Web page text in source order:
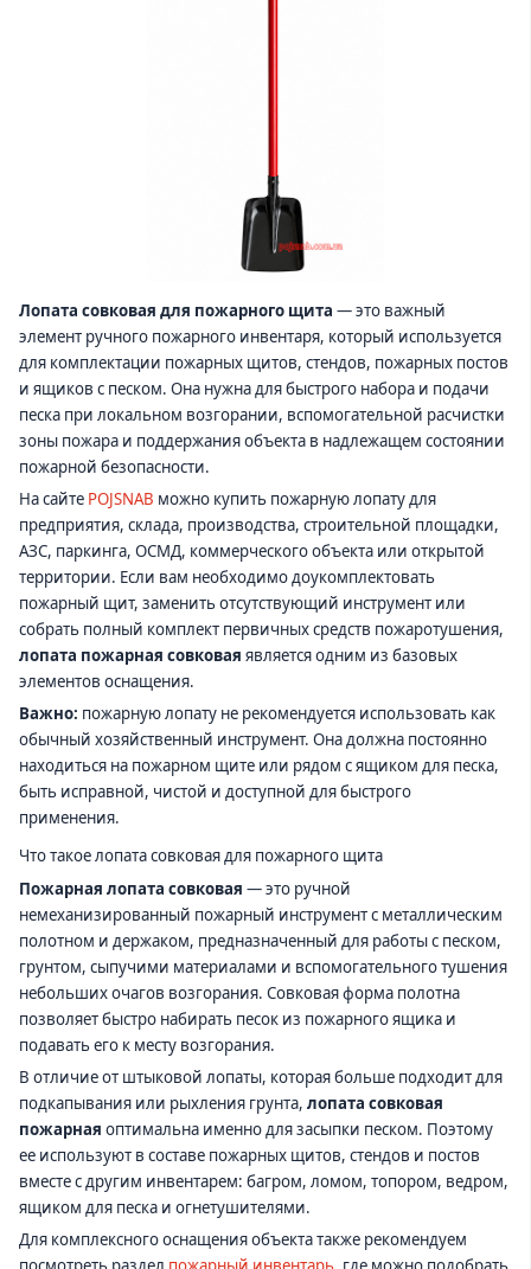
Лопата совковая для пожарного щита — это важный
элемент ручного пожарного инвентаря, который используется
для комплектации пожарных щитов, стендов, пожарных постов
и ящиков с песком. Она нужна для быстрого набора и подачи
песка при локальном возгорании, вспомогательной расчистки
зоны пожара и поддержания объекта в надлежащем состоянии
пожарной безопасности.
На сайте POJSNAB можно купить пожарную лопату для
предприятия, склада, производства, строительной площадки,
АЗС, паркинга, ОСМД, коммерческого объекта или открытой
территории. Если вам необходимо доукомплектовать
пожарный щит, заменить отсутствующий инструмент или
собрать полный комплект первичных средств пожаротушения,
лопата пожарная совковая является одним из базовых
элементов оснащения.
Важно: пожарную лопату не рекомендуется использовать как
обычный хозяйственный инструмент. Она должна постоянно
находиться на пожарном щите или рядом с ящиком для песка,
быть исправной, чистой и доступной для быстрого
применения.
Что такое лопата совковая для пожарного щита
Пожарная лопата совковая — это ручной
немеханизированный пожарный инструмент с металлическим
полотном и держаком, предназначенный для работы с песком,
грунтом, сыпучими материалами и вспомогательного тушения
небольших очагов возгорания. Совковая форма полотна
позволяет быстро набирать песок из пожарного ящика и
подавать его к месту возгорания.
В отличие от штыковой лопаты, которая больше подходит для
подкапывания или рыхления грунта, лопата совковая
пожарная оптимальна именно для засыпки песком. Поэтому
ее используют в составе пожарных щитов, стендов и постов
вместе с другим инвентарем: багром, ломом, топором, ведром,
ящиком для песка и огнетушителями.
Для комплексного оснащения объекта также рекомендуем